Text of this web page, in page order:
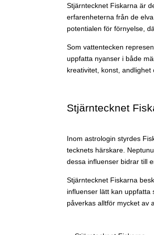
Stjärntecknet Fiskarna är
erfarenheterna från de
potentialen för förnyelse,
Som vattentecken
uppfatta nyanser i både
kreativitet, konst, andlighet
Stjärntecknet
Inom astrologin styrdes
tecknets härskare.
dessa influenser bidrar till
Stjärntecknet Fiskarna
influenser lätt kan
påverkas alltför mycket av